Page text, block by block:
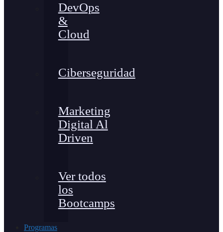
DevOps
&
Cloud
Ciberseguridad
Marketing
Digital Al
Driven
Ver todos
los
Bootcamps
Programas